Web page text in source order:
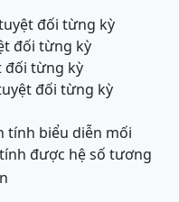
đối từng kỳ
đối từng kỳ
đối từng kỳ
đối từng kỳ
tính biểu diễn mối
được hệ số tương